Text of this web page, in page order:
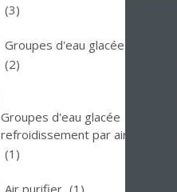
(3)
Groupes d'eau glacée - Chillers
(2)
Groupes d'eau glacée
refroidissement par air
(1)
Air purifier (1)